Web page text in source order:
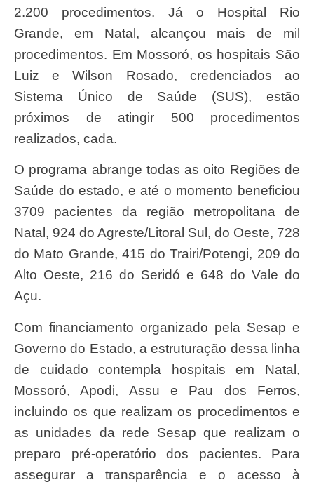
2.200 procedimentos. Já o Hospital Rio
Grande, em Natal, alcançou mais de mil
procedimentos. Em Mossoró, os hospitais São
Luiz e Wilson Rosado, credenciados ao
Sistema Único de Saúde (SUS), estão
próximos de atingir 500 procedimentos
realizados, cada.
O programa abrange todas as oito Regiões de
Saúde do estado, e até o momento beneficiou
3709 pacientes da região metropolitana de
Natal, 924 do Agreste/Litoral Sul, do Oeste, 728
do Mato Grande, 415 do Trairi/Potengi, 209 do
Alto Oeste, 216 do Seridó e 648 do Vale do
Açu.
Com financiamento organizado pela Sesap e
Governo do Estado, a estruturação dessa linha
de cuidado contempla hospitais em Natal,
Mossoró, Apodi, Assu e Pau dos Ferros,
incluindo os que realizam os procedimentos e
as unidades da rede Sesap que realizam o
preparo pré-operatório dos pacientes. Para
assegurar a transparência e o acesso à